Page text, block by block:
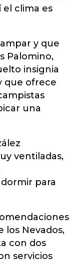
el clima es
y que
Palomino,
insignia
que ofrece
una
ventiladas,
para
los Nevados,
con dos
servicios